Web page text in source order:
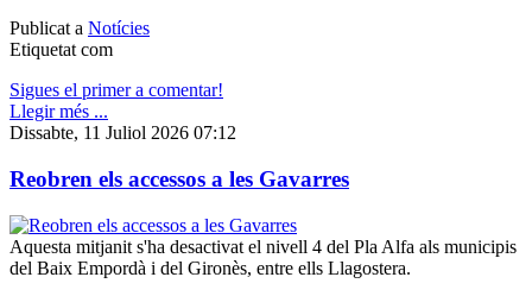
Publicat a Notícies
Etiquetat com
Sigues el primer a comentar!
Llegir més ...
Dissabte, 11 Juliol 2026 07:12
Reobren els accessos a les Gavarres
Aquesta mitjanit s'ha desactivat el nivell 4 del Pla Alfa als municipis
del Baix Empordà i del Gironès, entre ells Llagostera.